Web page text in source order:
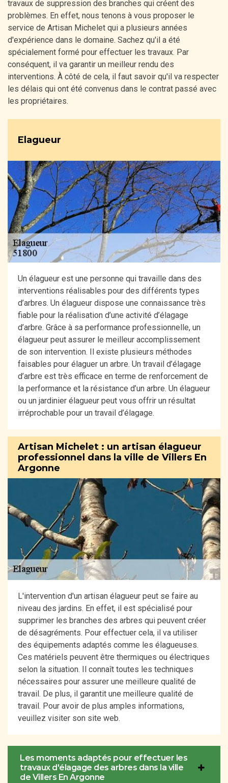
travaux de suppression des branches qui créent des
problèmes. En effet, nous tenons à vous proposer le
service de Artisan Michelet qui a plusieurs années
d'expérience dans le domaine. Sachez qu'il a été
spécialement formé pour effectuer les travaux. Par
conséquent, il va garantir un meilleur rendu des
interventions. À côté de cela, il faut savoir qu'il va respecter
les délais qui ont été convenus dans le contrat passé avec
les propriétaires.
Elagueur
Un élagueur est une personne qui travaille dans des
interventions réalisables pour des différents types
d’arbres. Un élagueur dispose une connaissance très
fiable pour la réalisation d’une activité d’élagage
d’arbre. Grâce à sa performance professionnelle, un
élagueur peut assurer le meilleur accomplissement
de son intervention. Il existe plusieurs méthodes
faisables pour élaguer un arbre. Un travail d’élagage
d’arbre est très efficace en terme de renforcement de
la performance et la résistance d’un arbre. Un élagueur
ou un jardinier élagueur peut vous offrir un résultat
irréprochable pour un travail d’élagage.
Artisan Michelet : un artisan élagueur
professionnel dans la ville de Villers En
Argonne
L'intervention d'un artisan élagueur peut se faire au
niveau des jardins. En effet, il est spécialisé pour
supprimer les branches des arbres qui peuvent créer
de désagréments. Pour effectuer cela, il va utiliser
des équipements adaptés comme les élagueuses.
Ces matériels peuvent être thermiques ou électriques
selon la situation. Il connaît toutes les techniques
nécessaires pour assurer une meilleure qualité de
travail. De plus, il garantit une meilleure qualité de
travail. Pour avoir de plus amples informations,
veuillez visiter son site web.
Les moments adaptés pour effectuer les
travaux d'élagage des arbres dans la ville
de Villers En Argonne